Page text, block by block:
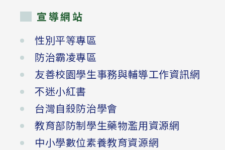
宣導網站
性別平等專區
防治霸凌專區
友善校園學生事務與輔導工作資訊網
不迷小紅書
台灣自殺防治學會
教育部防制學生藥物濫用資源網
中小學數位素養教育資源網